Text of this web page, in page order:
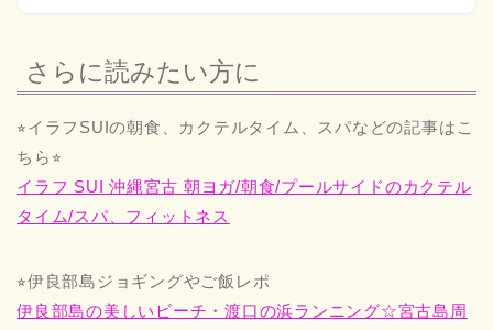
さらに読みたい方に
⭐︎イラフSUIの朝食、カクテルタイム、スパなどの記事はこ
ちら⭐︎
イラフ SUI 沖縄宮古 朝ヨガ/朝食/プールサイドのカクテル
タイム/スパ、フィットネス
⭐︎伊良部島ジョギングやご飯レポ
伊良部島の美しいビーチ・渡口の浜ランニング☆宮古島周